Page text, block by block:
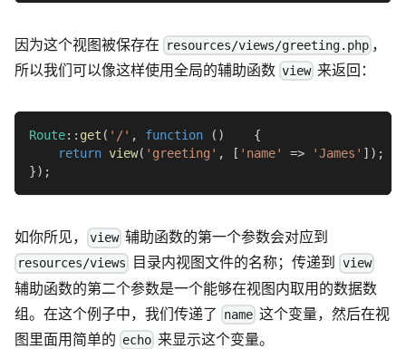
因为这个视图被保存在 resources/views/greeting.php ，
所以我们可以像这样使用全局的辅助函数 view 来返回：
Route:: get ( '/' , function ( )
{
return view( 'greeting' , [ 'name' => 'James' ] ) ;
}) ;
如你所见， view 辅助函数的第一个参数会对应到
resources/views 目录内视图文件的名称；传递到 view
辅助函数的第二个参数是一个能够在视图内取用的数据数
组。在这个例子中，我们传递了
name 这个变量，然后在视
图里面用简单的 echo 来显示这个变量。